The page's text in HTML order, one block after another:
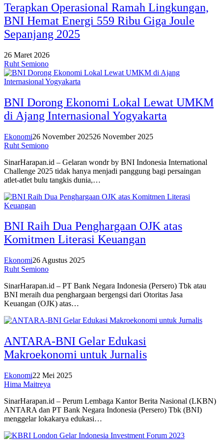
Terapkan Operasional Ramah Lingkungan,
BNI Hemat Energi 559 Ribu Giga Joule
Sepanjang 2025
26 Maret 2026
Ruht Semiono
BNI Dorong Ekonomi Lokal Lewat UMKM
di Ajang Internasional Yogyakarta
Ekonomi26 November 202526 November 2025
Ruht Semiono
SinarHarapan.id – Gelaran wondr by BNI Indonesia International
Challenge 2025 tidak hanya menjadi panggung bagi persaingan
atlet-atlet bulu tangkis dunia,…
BNI Raih Dua Penghargaan OJK atas
Komitmen Literasi Keuangan
Ekonomi26 Agustus 2025
Ruht Semiono
SinarHarapan.id – PT Bank Negara Indonesia (Persero) Tbk atau
BNI meraih dua penghargaan bergengsi dari Otoritas Jasa
Keuangan (OJK) atas…
ANTARA-BNI Gelar Edukasi
Makroekonomi untuk Jurnalis
Ekonomi22 Mei 2025
Hima Maitreya
SinarHarapan.id – Perum Lembaga Kantor Berita Nasional (LKBN)
ANTARA dan PT Bank Negara Indonesia (Persero) Tbk (BNI)
menggelar lokakarya edukasi…